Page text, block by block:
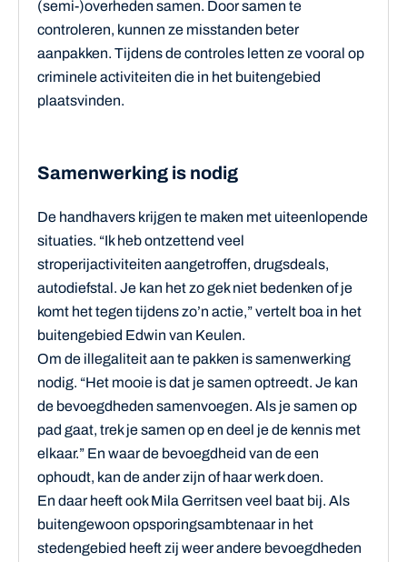
(semi-)overheden samen. Door samen te
controleren, kunnen ze misstanden beter
aanpakken. Tijdens de controles letten ze vooral op
criminele activiteiten die in het buitengebied
plaatsvinden.
Samenwerking is nodig
De handhavers krijgen te maken met uiteenlopende
situaties. “Ik heb ontzettend veel
stroperijactiviteiten aangetroffen, drugsdeals,
autodiefstal. Je kan het zo gek niet bedenken of je
komt het tegen tijdens zo’n actie,” vertelt boa in het
buitengebied Edwin van Keulen.
Om de illegaliteit aan te pakken is samenwerking
nodig. “Het mooie is dat je samen optreedt. Je kan
de bevoegdheden samenvoegen. Als je samen op
pad gaat, trek je samen op en deel je de kennis met
elkaar.” En waar de bevoegdheid van de een
ophoudt, kan de ander zijn of haar werk doen.
En daar heeft ook Mila Gerritsen veel baat bij. Als
buitengewoon opsporingsambtenaar in het
stedengebied heeft zij weer andere bevoegdheden